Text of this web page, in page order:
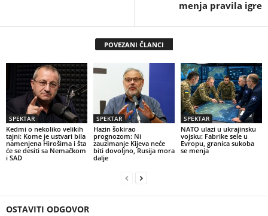
menja pravila igre
POVEZANI ČLANCI
SPEKTAR
Kedmi o nekoliko velikih
tajni: Kome je ustvari bila
namenjena Hirošima i šta
će se desiti sa Nemačkom
i SAD
SPEKTAR
Hazin šokirao
prognozom: Ni
zauzimanje Kijeva neće
biti dovoljno, Rusija mora
dalje
SPEKTAR
NATO ulazi u ukrajinsku
vojsku: Fabrike sele u
Evropu, granica sukoba
se menja
OSTAVITI ODGOVOR